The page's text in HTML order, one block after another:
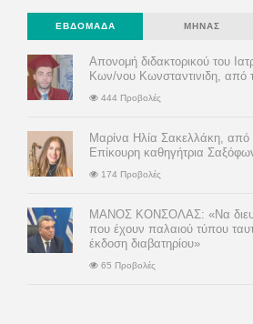
ΕΒΔΟΜΆΔΑ ΜΉΝΑΣ
Απονομή διδακτορικού του
Κων/νου Κωνσταντινιδη,
444 Προβολές
Μαρίνα Ηλία Σακελλάκη,
Επίκουρη καθηγήτρια
174 Προβολές
ΜΑΝΟΣ ΚΟΝΣΟΛΑΣ: «Να
που έχουν παλαιού τύπου
έκδοση διαβατηρίου»
65 Προβολές